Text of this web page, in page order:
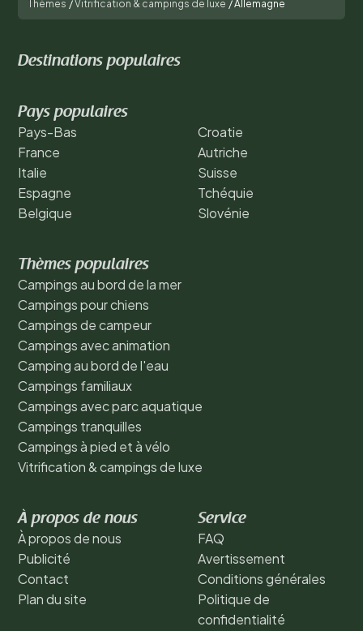
Thèmes /Vitrification & campings de luxe /Allemagne
Destinations populaires
Pays populaires
Pays-Bas
France
Italie
Espagne
Belgique
Croatie
Autriche
Suisse
Tchéquie
Slovénie
Thèmes populaires
Campings au bord de la mer
Campings pour chiens
Campings de campeur
Campings avec animation
Camping au bord de l'eau
Campings familiaux
Campings avec parc aquatique
Campings tranquilles
Campings à pied et à vélo
Vitrification & campings de luxe
À propos de nous
À propos de nous
Publicité
Contact
Plan du site
Service
FAQ
Avertissement
Conditions générales
Politique de
confidentialité